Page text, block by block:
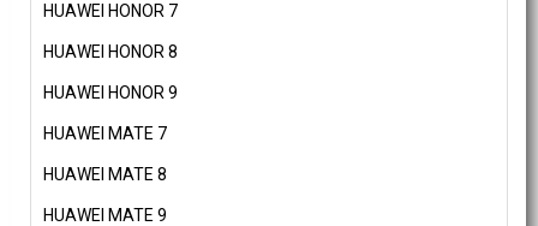
HUAWEI HONOR 7
HUAWEI HONOR 8
HUAWEI HONOR 9
HUAWEI MATE 7
HUAWEI MATE 8
HUAWEI MATE 9